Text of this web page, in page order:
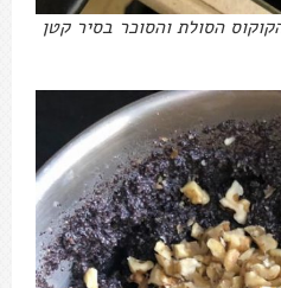
הסולת והסוכר בסיר קטן